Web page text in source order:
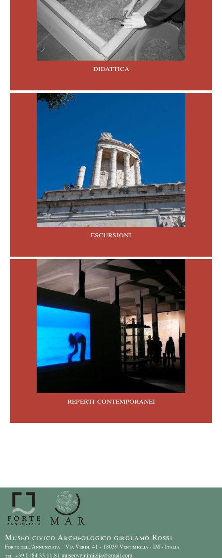
didattica
escursioni
reperti contemporanei
Museo civico Archeologico girolamo Rossi
Forte dell'Annunziata Via Verdi, 41 - 18039 Ventimiglia - IM - Italia
tel. +39 0184 35.11.81 museoventimiglia@gmail.com